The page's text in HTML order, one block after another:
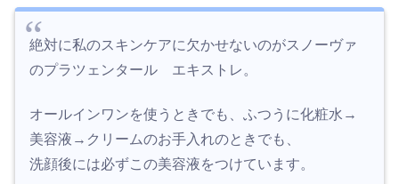
絶対に私のスキンケアに欠かせないのがスノーヴァ
のプラツェンタール エキストレ。
オールインワンを使うときでも、ふつうに化粧水→
美容液→クリームのお手入れのときでも、
洗顔後には必ずこの美容液をつけています。